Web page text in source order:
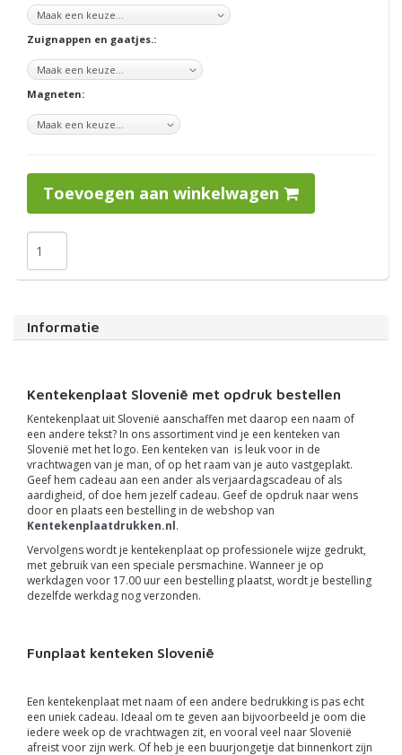
Zuignappen en gaatjes.:
Magneten:
Toevoegen aan winkelwagen
Informatie
Kentekenplaat Slovenië met opdruk bestellen
Kentekenplaat uit Slovenië aanschaffen met daarop een naam of
een andere tekst? In ons assortiment vind je een kenteken van
Slovenië met het logo. Een kenteken van is leuk voor in de
vrachtwagen van je man, of op het raam van je auto vastgeplakt.
Geef hem cadeau aan een ander als verjaardagscadeau of als
aardigheid, of doe hem jezelf cadeau. Geef de opdruk naar wens
door en plaats een bestelling in de webshop van
Kentekenplaatdrukken.nl.
Vervolgens wordt je kentekenplaat op professionele wijze gedrukt,
met gebruik van een speciale persmachine. Wanneer je op
werkdagen voor 17.00 uur een bestelling plaatst, wordt je bestelling
dezelfde werkdag nog verzonden.
Funplaat kenteken Slovenië
Een kentekenplaat met naam of een andere bedrukking is pas echt
een uniek cadeau. Ideaal om te geven aan bijvoorbeeld je oom die
iedere week op de vrachtwagen zit, en vooral veel naar Slovenië
afreist voor zijn werk. Of heb je een buurjongetje dat binnenkort zijn